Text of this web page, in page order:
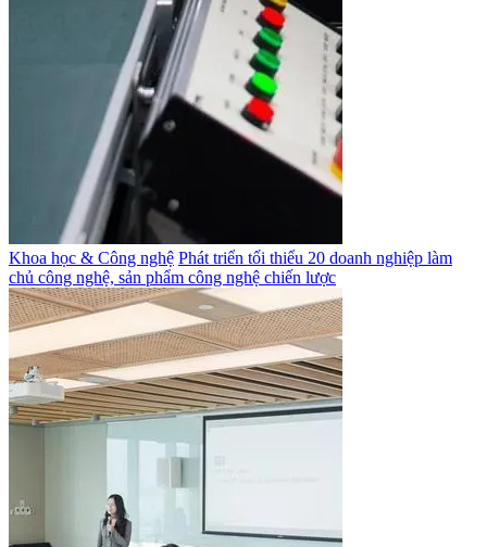
Khoa học & Công nghệ Phát triển tối thiểu 20 doanh nghiệp làm
chủ công nghệ, sản phẩm công nghệ chiến lược